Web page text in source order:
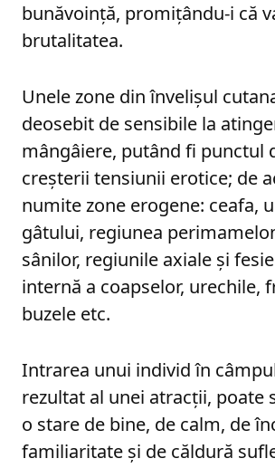
bunăvoință, promițându-i că
brutalitatea.
Unele zone din învelișul
deosebit de sensibile la
mângâiere, putând fi punctul
creșterii tensiunii erotice; de
numite zone erogene: ceafa,
gâtului, regiunea
sânilor, regiunile axiale și
internă a coapselor, urechile,
buzele etc.
Intrarea unui individ în
rezultat al unei atracții, poate
o stare de bine, de calm, de
familiaritate și de căldură